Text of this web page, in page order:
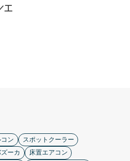
工
ン
スポットクーラー
ーカ
床置エアコン